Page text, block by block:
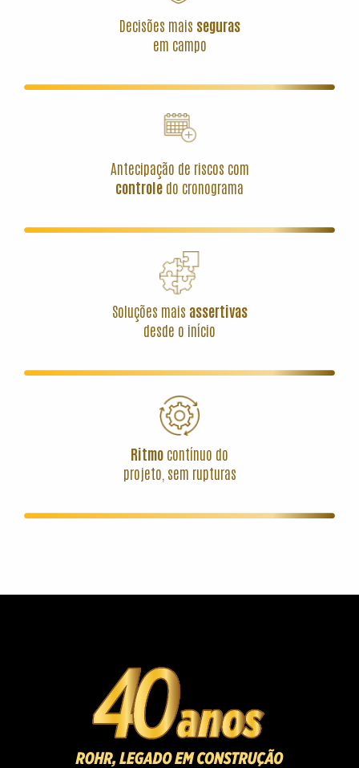
Decisões mais seguras
em campo
Antecipação de riscos com
controle do cronograma
Soluções mais assertivas
desde o início
Ritmo contínuo do
projeto, sem rupturas